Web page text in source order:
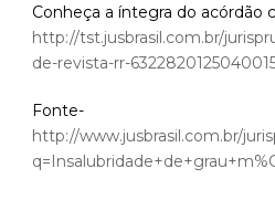
Conheça a íntegra do acórdão
http://tst.jusbrasil.com.br/
de-revista-rr-
Fonte-
http://www.jusbrasil.com.br/